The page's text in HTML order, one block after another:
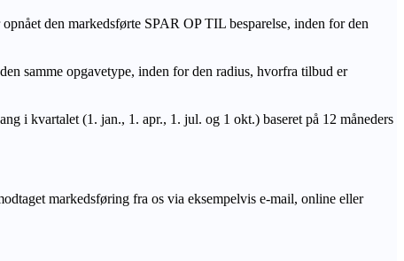
den markedsførte SPAR OP TIL besparelse, inden for den
samme opgavetype, inden for den radius, hvorfra tilbud er
i kvartalet (1. jan., 1. apr., 1. jul. og 1 okt.) baseret på 12 måneders
markedsføring fra os via eksempelvis e-mail, online eller